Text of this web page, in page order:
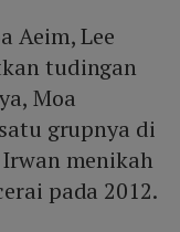
Aeim, Lee
tudingan
Moa
grupnya di
menikah
pada 2012.